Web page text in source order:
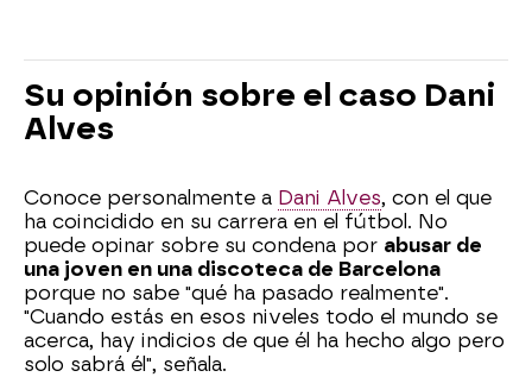
Su opinión sobre el caso Dani
Alves
Conoce personalmente a Dani Alves, con el que
ha coincidido en su carrera en el fútbol. No
puede opinar sobre su condena por abusar de
una joven en una discoteca de Barcelona
porque no sabe "qué ha pasado realmente".
"Cuando estás en esos niveles todo el mundo se
acerca, hay indicios de que él ha hecho algo pero
solo sabrá él", señala.